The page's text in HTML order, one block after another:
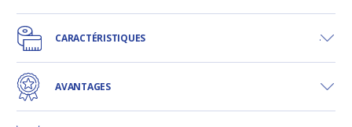
CARACTÉRISTIQUES
AVANTAGES